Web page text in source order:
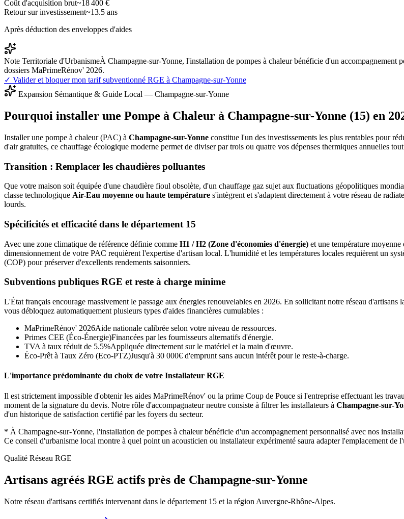
Coût d'acquisition brut~18 400 €
Retour sur investissement~13.5 ans
Après déduction des enveloppes d'aides
Note Territoriale d'UrbanismeÀ Champagne-sur-Yonne, l'installation de pompes à chaleur bénéficie d'un accompagnement
dossiers MaPrimeRénov' 2026.
✓ Valider et bloquer mon tarif subventionné RGE à Champagne-sur-Yonne
Expansion Sémantique & Guide Local — Champagne-sur-Yonne
Pourquoi installer une Pompe à Chaleur à Champagne-sur-Yonne (15) en
Installer une pompe à chaleur (PAC) à Champagne-sur-Yonne constitue l'un des investissements les plus rentables pour
d'air gratuites, ce chauffage écologique moderne permet de diviser par trois ou quatre vos dépenses thermiques annuelles
Transition : Remplacer les chaudières polluantes
Que votre maison soit équipée d'une chaudière fioul obsolète, d'un chauffage gaz sujet aux fluctuations géopolitiques
classe technologique Air-Eau moyenne ou haute température s'intègrent et s'adaptent directement à votre réseau de
lourds.
Spécificités et efficacité dans le département 15
Avec une zone climatique de référence définie comme H1 / H2 (Zone d'économies d'énergie) et une température
dimensionnement de votre PAC requièrent l'expertise d'artisan local. L'humidité et les températures locales requièrent un
(COP) pour préserver d'excellents rendements saisonniers.
Subventions publiques RGE et reste à charge minime
L'État français encourage massivement le passage aux énergies renouvelables en 2026. En sollicitant notre réseau d'artisans
vous débloquez automatiquement plusieurs types d'aides financières cumulables :
MaPrimeRénov' 2026Aide nationale calibrée selon votre niveau de ressources.
Primes CEE (Éco-Énergie)Financées par les fournisseurs alternatifs d'énergie.
TVA à taux réduit de 5.5%Appliquée directement sur le matériel et la main d'œuvre.
Éco-Prêt à Taux Zéro (Eco-PTZ)Jusqu'à 30 000€ d'emprunt sans aucun intérêt pour le reste-à-charge.
L'importance prédominante du choix de votre Installateur RGE
Il est strictement impossible d'obtenir les aides MaPrimeRénov' ou la prime Coup de Pouce si l'entreprise effectuant les
moment de la signature du devis. Notre rôle d'accompagnateur neutre consiste à filtrer les installateurs à Champagne-sur-
d'un historique de satisfaction certifié par les foyers du secteur.
* À Champagne-sur-Yonne, l'installation de pompes à chaleur bénéficie d'un accompagnement personnalisé avec nos
Ce conseil d'urbanisme local montre à quel point un acousticien ou installateur expérimenté saura adapter l'emplacement de
Qualité Réseau RGE
Artisans agréés RGE actifs près de Champagne-sur-Yonne
Notre réseau d'artisans certifiés intervenant dans le département 15 et la région Auvergne-Rhône-Alpes.